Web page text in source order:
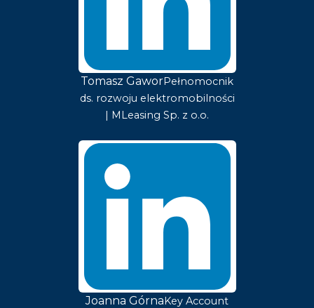
Tomasz GaworPełnomocnik
ds. rozwoju elektromobilności
| MLeasing Sp. z o.o.
Joanna GórnaKey Account